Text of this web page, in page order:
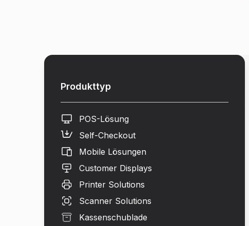
Produkttyp
POS-Lösung
Self-Checkout
Mobile Lösungen
Customer Displays
Printer Solutions
Scanner Solutions
Kassenschublade